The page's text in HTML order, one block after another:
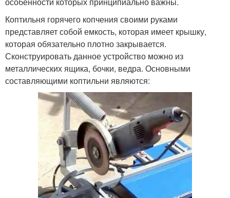
Коптильня горячего копчения своими руками
представляет собой емкость, которая имеет крышку,
которая обязательно плотно закрывается.
Сконструировать данное устройство можно из
металлических ящика, бочки, ведра. Основными
составляющими коптильни являются: